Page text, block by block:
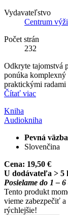
Vydavateľstvo
Centrum
Počet strán
232
Odkryte tajomstvá
ponúka komplexný
praktickými radami
Čítať viac
Kniha
Audiokniha
Pevná väzba
Slovenčina
Cena: 19,50 €
U dodávateľa > 5
Posielame do 1 –
Tento produkt
vieme zabezpečiť
rýchlejšie!